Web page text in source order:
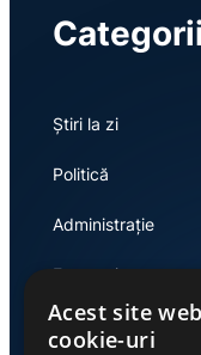
Categorii
Știri la zi
Politică
Administrație
Economie
Acest site
cookie-uri